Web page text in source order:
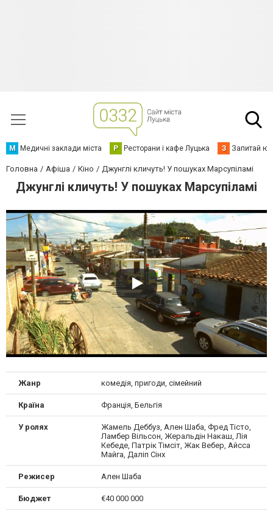
М Медичні заклади міста Р Ресторани і кафе Луцька З Запитай
Головна Афіша Кіно Джунглі кличуть! У пошуках Марсупіламі
Джунглі кличуть! У пошуках Марсупіламі
Жанр комедія, пригоди, сімейний
Країна Франція, Бельгія
У ролях
Жамель Деббуз, Ален Шаба, Фред Тісто,
Ламбер Вільсон, Жеральдін Накаш, Лія
Кебеде, Патрік Тімсіт, Жак Вебер, Айсса
Майга, Даліп Сінх
Режисер Ален Шаба
Бюджет €40 000 000